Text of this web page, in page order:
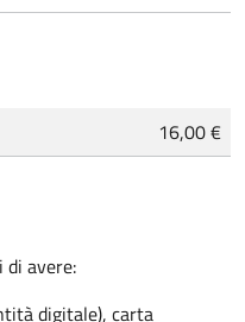
16,00 €
di avere:
digitale), carta